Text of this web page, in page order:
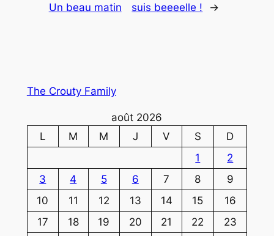
Un beau matin
suis beeeelle !
→
The Crouty Family
août 2026
L
M M J V S
D
1
2
3
4 5 6 7 8
9
10
11 12 13 14 15
16
17
18 19 20 21 22
23